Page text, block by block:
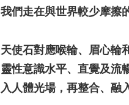
我們走在與世界較少摩擦
天使石對應喉輪、眉心輪
靈性意識水平、直覺及流
入人體光場，再整合、融